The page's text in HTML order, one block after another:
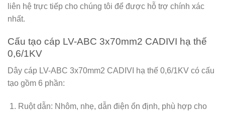
liên hệ trực tiếp cho chúng tôi để được hỗ trợ chính xác
nhất.
Cấu tạo cáp LV-ABC 3x70mm2 CADIVI hạ thế
0,6/1KV
Dây cáp LV-ABC 3x70mm2 CADIVI hạ thế 0,6/1KV có cấu
tạo gồm 6 phần:
Ruột dẫn: Nhôm, nhẹ, dẫn điện ổn định, phù hợp cho